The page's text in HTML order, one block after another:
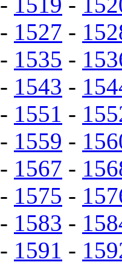
- 1527 -
- 1535 -
- 1543 -
- 1551 -
- 1559 -
- 1567 -
- 1575 -
- 1583 -
- 1591 -